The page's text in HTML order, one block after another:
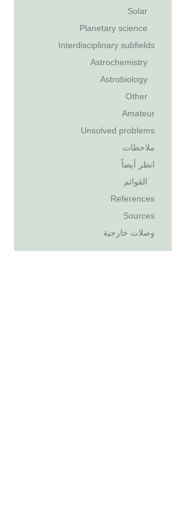
Solar
Planetary science
Interdisciplinary subfields
Astrochemistry
Astrobiology
Other
Amateur
Unsolved problems
ملاحظات
انظر أيضاً
القوائم
References
Sources
وصلات خارجية